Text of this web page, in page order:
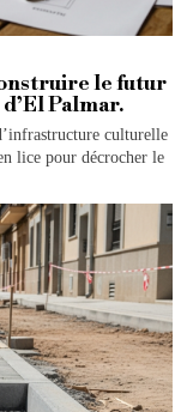
le futur
Palmar.
culturelle
lice pour décrocher le